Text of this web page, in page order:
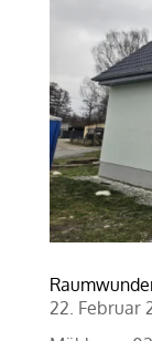
22. Februar